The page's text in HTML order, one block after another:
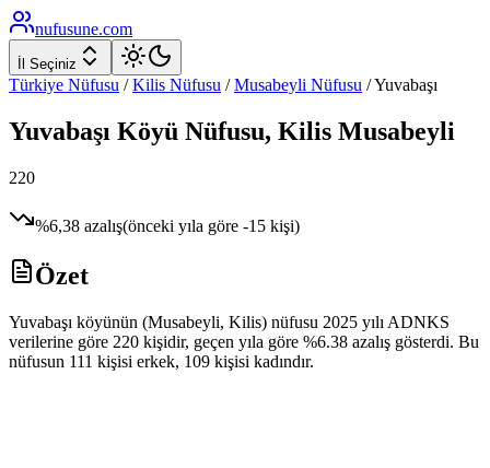
nufusune.com
İl Seçiniz
Türkiye Nüfusu / Kilis Nüfusu / Musabeyli Nüfusu /Yuvabaşı
Yuvabaşı Köyü Nüfusu, Kilis Musabeyli
220
%6,38 azalış(önceki yıla göre -15 kişi)
Özet
Yuvabaşı köyünün (Musabeyli, Kilis) nüfusu 2025 yılı ADNKS
verilerine göre 220 kişidir, geçen yıla göre %6.38 azalış gösterdi. Bu
nüfusun 111 kişisi erkek, 109 kişisi kadındır.